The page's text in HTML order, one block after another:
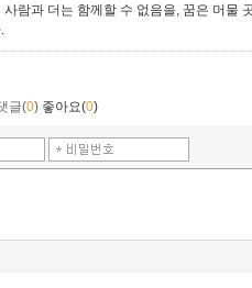
사람과 더는 함께할 수 없음을, 꿈은 머물
글(0) 좋아요(0)